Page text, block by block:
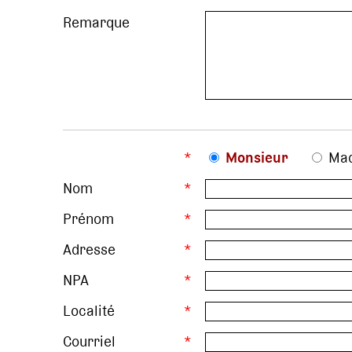
Remarque
* Monsieur
Nom
*
Prénom
*
Adresse
*
NPA
*
Localité
*
Courriel
*